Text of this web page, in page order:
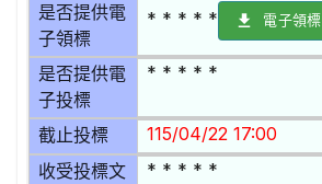
是否提供電
子領標
* * * * * 電子領標
是否提供電
子投標
* * * * *
截止投標 115/04/22 17:00
收受投標文
* * * * *